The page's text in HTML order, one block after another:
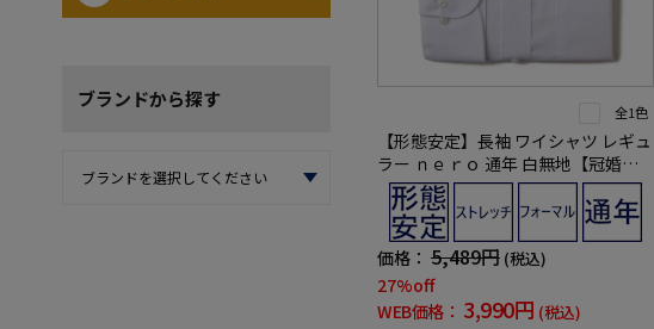
ブランドから探す
全1色
【形態安定】長袖 ワイシャツ レギュ
ラー ｎｅｒｏ 通年 白無地【冠婚葬
祭/リクルート使用可】
価格： 5,489円 (税込)
27%off
WEB価格： 3,990円 (税込)